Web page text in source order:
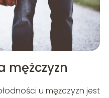
mężczyzn
u mężczyzn jest